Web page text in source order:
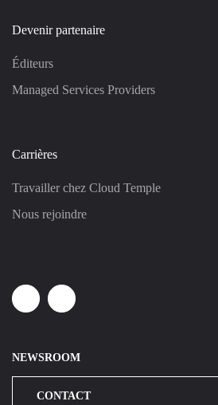
Devenir partenaire
Éditeurs
Managed Services Providers
Carrières
Travailler chez Cloud Temple
Nous rejoindre
LinkedinYoutube
NEWSROOM
CONTACT